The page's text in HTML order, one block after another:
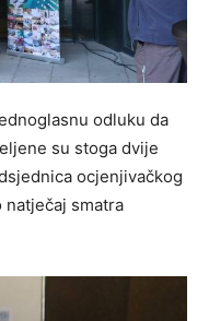
odluku da
su stoga dvije
ocjenjivačkog
natječaj smatra